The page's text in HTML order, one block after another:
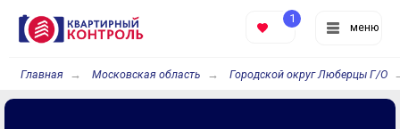
меню
1
Главная Московская область Городской округ Люберцы Г/О